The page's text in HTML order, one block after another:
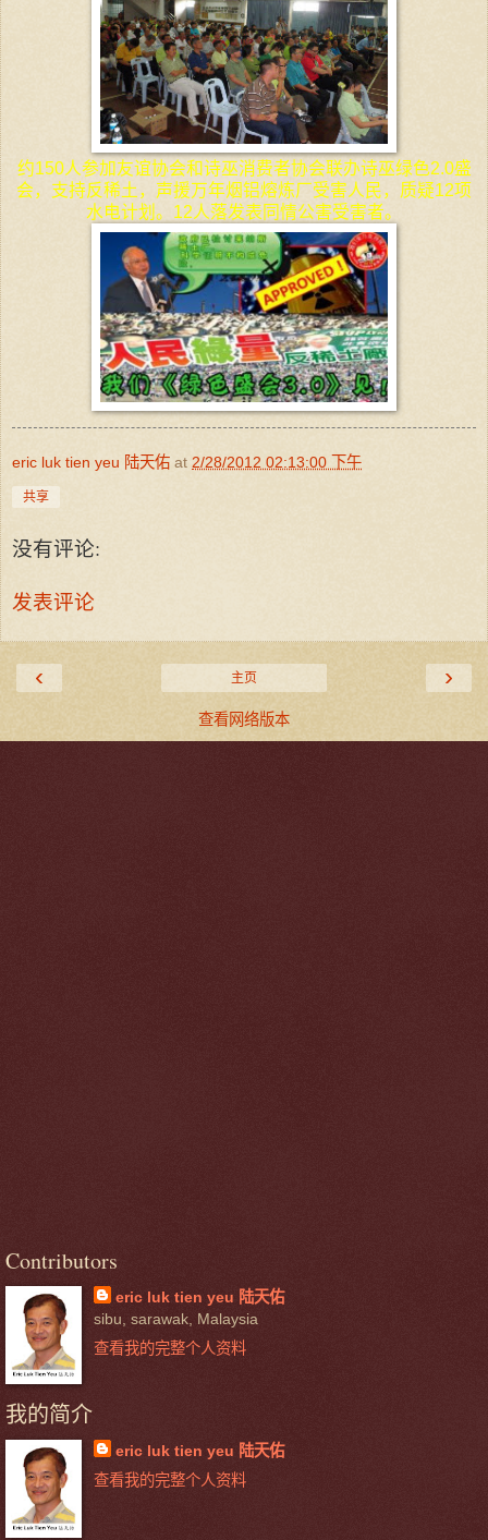
约150人参加友谊协会和诗巫消费者协会联办诗巫绿色2.0盛
会，支持反稀土，声援万年烟铝熔炼厂受害人民，质疑12项
水电计划。12人落发表同情公害受害者。
eric luk tien yeu 陆天佑 at 2/28/2012 02:13:00 下午
共享
没有评论:
发表评论
‹ ›
主页
查看网络版本
Contributors
eric luk tien yeu 陆天佑
sibu, sarawak, Malaysia
查看我的完整个人资料
我的简介
eric luk tien yeu 陆天佑
查看我的完整个人资料